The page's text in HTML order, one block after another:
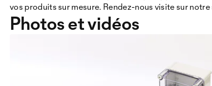
vos produits sur mesure. Rendez-nous visite sur
Photos et vidéos